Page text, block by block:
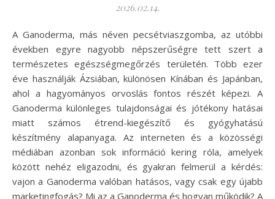
2026.02.14.
A Ganoderma, más néven pecsétviaszgomba, az utóbbi
években egyre nagyobb népszerűségre tett szert a
természetes egészségmegőrzés területén. Több ezer
éve használják Ázsiában, különösen Kínában és Japánban,
ahol a hagyományos orvoslás fontos részét képezi. A
Ganoderma különleges tulajdonságai és jótékony hatásai
miatt számos étrend-kiegészítő és gyógyhatású
készítmény alapanyaga. Az interneten és a közösségi
médiában azonban sok információ kering róla, amelyek
között nehéz eligazodni, és gyakran felmerül a kérdés:
vajon a Ganoderma valóban hatásos, vagy csak egy újabb
marketingfogás? Mi az a Ganoderma és hogyan működik? A